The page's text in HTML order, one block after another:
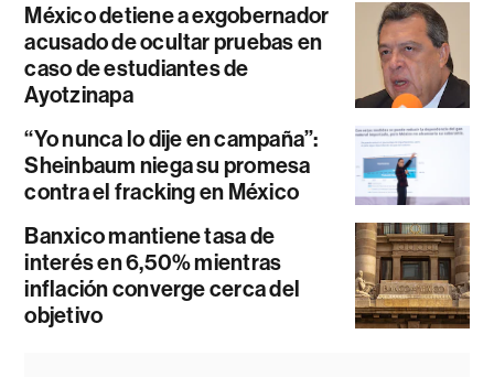
México detiene a exgobernador
acusado de ocultar pruebas en
caso de estudiantes de
Ayotzinapa
“Yo nunca lo dije en campaña”:
Sheinbaum niega su promesa
contra el fracking en México
Banxico mantiene tasa de
interés en 6,50% mientras
inflación converge cerca del
objetivo